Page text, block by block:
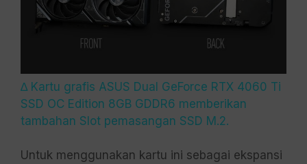
∆ Kartu grafis ASUS Dual GeForce RTX 4060 Ti
SSD OC Edition 8GB GDDR6 memberikan
tambahan Slot pemasangan SSD M.2.
Untuk menggunakan kartu ini sebagai ekspansi